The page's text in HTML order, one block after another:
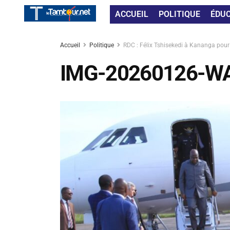
ACCUEIL POLITIQUE
Accueil Politique RDC : Félix Tshisekedi à Kananga
IMG-20260126-